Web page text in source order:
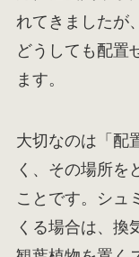
れてきましたが
どうしても配置
ます。
大切なのは「配
く、その場所を
ことです。シュ
くる場合は、換